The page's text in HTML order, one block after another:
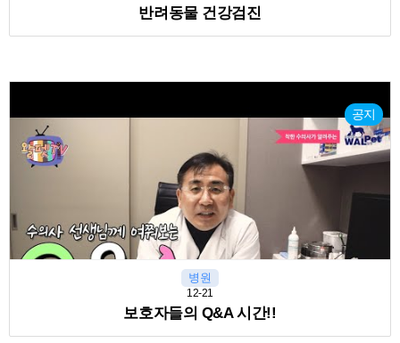
반려동물 건강검진
공지
병원
12-21
보호자들의 Q&A 시간!!